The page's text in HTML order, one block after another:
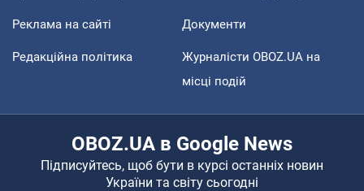
Реклама на сайті Документи
Редакційна політика
Журналісти OBOZ.UA на
місці подій
OBOZ.UA в Google News
Підписуйтесь, щоб бути в курсі останніх новин
України та світу сьогодні